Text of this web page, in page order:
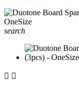
search
 